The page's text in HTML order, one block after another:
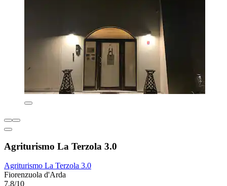
Agriturismo La Terzola 3.0
Agriturismo La Terzola 3.0
Fiorenzuola d'Arda
7,8/10